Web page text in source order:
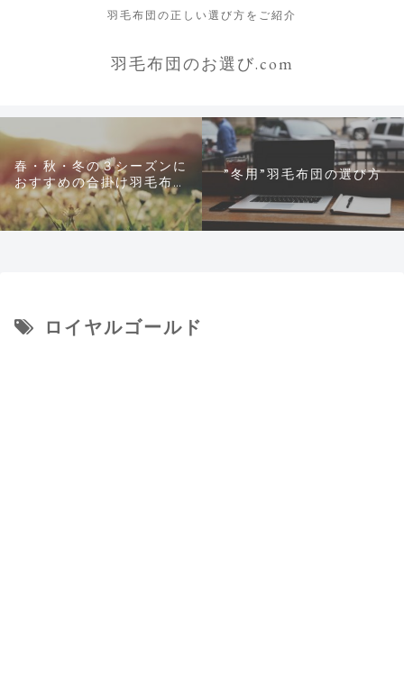
羽毛布団の正しい選び方をご紹介
羽毛布団のお選び.com
春・秋・冬の３シーズンに
おすすめの合掛け羽毛布団
について
”冬用”羽毛布団の選び方
ロイヤルゴールド